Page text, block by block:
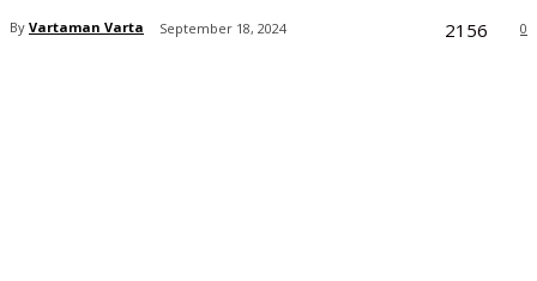
By Vartaman Varta September 18, 2024 0
2156